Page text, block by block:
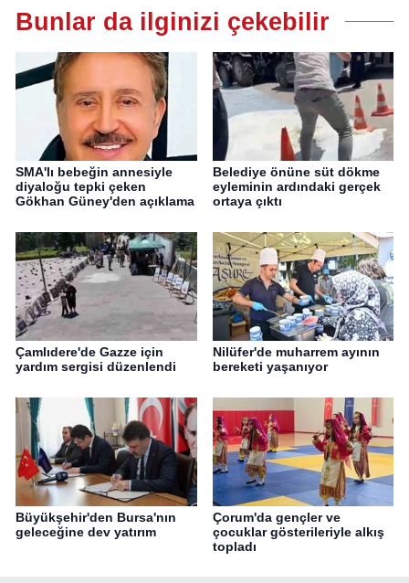
Bunlar da ilginizi çekebilir
SMA'lı bebeğin annesiyle
diyaloğu tepki çeken
Gökhan Güney'den açıklama
Belediye önüne süt dökme
eyleminin ardındaki gerçek
ortaya çıktı
Çamlıdere'de Gazze için
yardım sergisi düzenlendi
Nilüfer'de muharrem ayının
bereketi yaşanıyor
Büyükşehir'den Bursa'nın
geleceğine dev yatırım
Çorum'da gençler ve
çocuklar gösterileriyle alkış
topladı